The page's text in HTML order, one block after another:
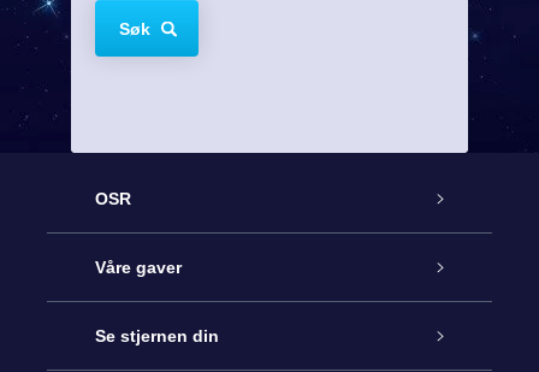
Søk
OSR
Kundeservice
Kontakt oss
Våre gaver
Online Stjernegave
Se stjernen din